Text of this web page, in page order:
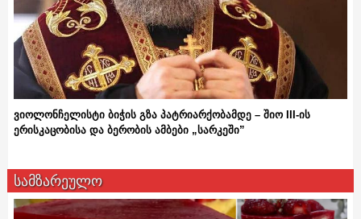
ვიოლონჩელისტი ბიჭის გზა პატრიარქობამდე – შიო III-ის
ერისკაცობისა და ბერობის ამბები „სარკეში”
სამზარეულო